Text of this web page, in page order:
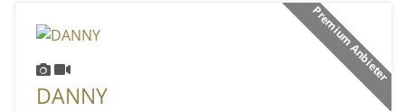
Premium Anbieter
DANNY